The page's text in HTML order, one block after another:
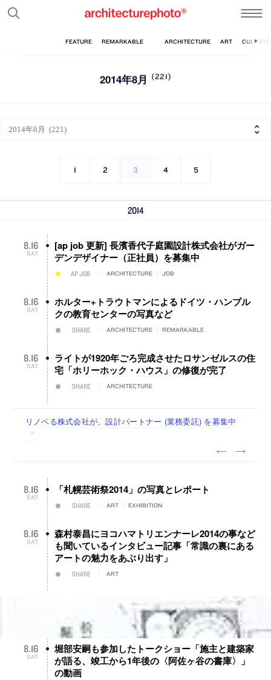
2014年8月 (221)
1 2 3 4 5
2014
8.16
SAT
[ap job 更新] 長濱香代子庭園設計株式会社がガー
デンデザイナー（正社員）を募集中
AP JOB ARCHITECTURE JOB
8.16
SAT
ホルター+トラウトマンによるドイツ・ハンブル
クの教育センターの写真など
SHARE ARCHITECTURE REMARKABLE
8.16
SAT
ライトが1920年ごろ完成させたロサンゼルスの住
宅「ホリーホック・ハウス」の修復が完了
SHARE ARCHITECTURE
佐々木慧が主宰する「axonometric株式会社」が、設計スタ
ッフ（経験者・既卒・2027年新卒）を募集中
古民家を軸に全国で“価値循環の仕組み”を作り、リモートワ
ーク主体の働き方を実践する「株式会社つぎと」が、設計ス
リノベる株式会社が、設計パートナー (業務委託) を募集中
社会への影響力のある建築を手掛け、スタッフ同士で助け合
う環境づくりも行う「E.A.S.T.architects」が、設計スタッフ
代官山を拠点に活動する「梅澤竜也 / ALA INC.」が、設計ス
タッフ・アルバイト・事務職を募集中
8.16
SAT
「札幌芸術祭2014」の写真とレポート
SHARE ART EXHIBITION
8.16
SAT
森村泰昌にヨコハマトリエンナーレ2014の事など
も聞いているインタビュー記事「常識の裏にある
アートの魅力をあぶり出す」
SHARE ART
8.16
SAT
堀部安嗣も参加したトークショー「施主と建築家
が語る、竣工から1年後の〈阿佐ヶ谷の書庫〉」
の動画